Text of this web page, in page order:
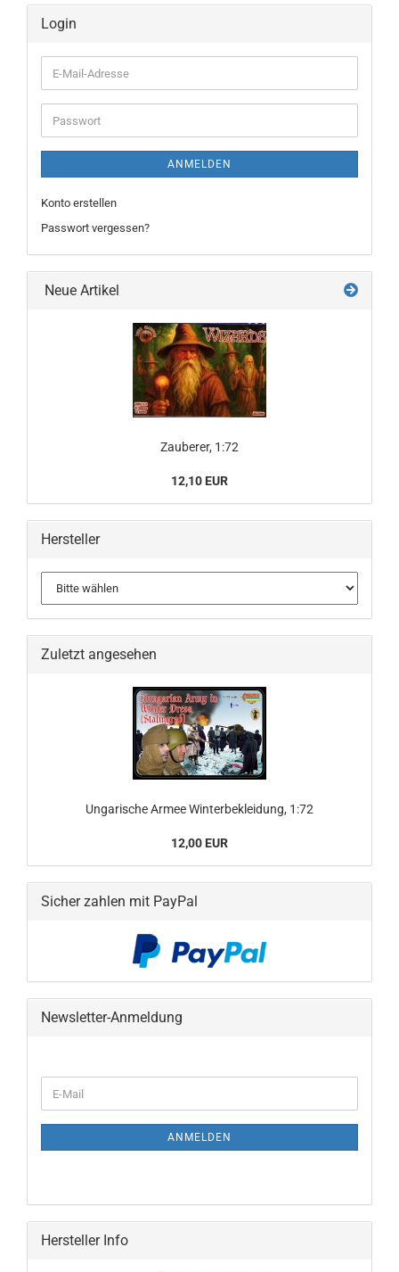
Login
E-
Mail-
Adresse
Passwort
ANMELDEN
Konto erstellen
Passwort vergessen?
Neue Artikel
Zauberer, 1:72
12,10 EUR
Hersteller
Zuletzt angesehen
Ungarische Armee Winterbekleidung, 1:72
12,00 EUR
Sicher zahlen mit PayPal
Newsletter-Anmeldung
ZUR
E-
Mail
ANMELDEN
Hersteller Info